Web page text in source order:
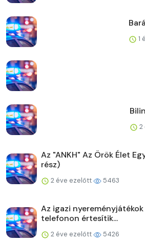
1
2
Az "ANKH" Az Örök Élet
rész)
2 éve ezelőtt 5463
Az igazi
telefonon értesítik...
2 éve ezelőtt 5426